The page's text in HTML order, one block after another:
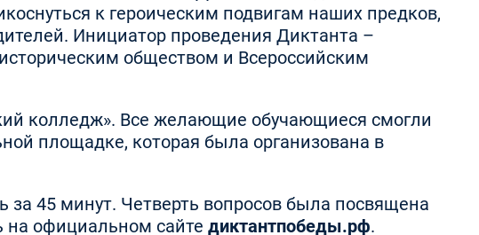
к героическим подвигам наших предков,
Инициатор проведения Диктанта –
обществом и Всероссийским
колледж». Все желающие обучающиеся смогли
площадке, которая была организована в
45 минут. Четверть вопросов была посвящена
на официальном сайте диктантпобеды.рф.